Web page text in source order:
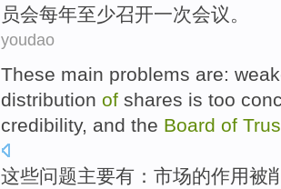
员会每年至少召开一次会议。
youdao
These main problems are:
distribution of shares is too
credibility, and the Board of
这些问题主要有 ： 市场的作用被